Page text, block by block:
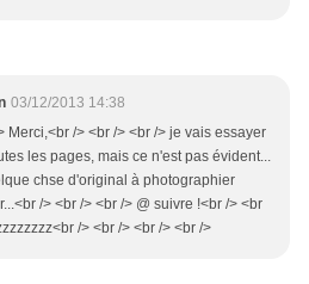
03/12/2013 14:38
Merci,<br /> <br /> <br /> je vais essayer
les pages, mais ce n'est pas évident...
chse d'original à photographier
/> <br /> <br /> @ suivre !<br /> <br
/> <br /> <br /> <br />